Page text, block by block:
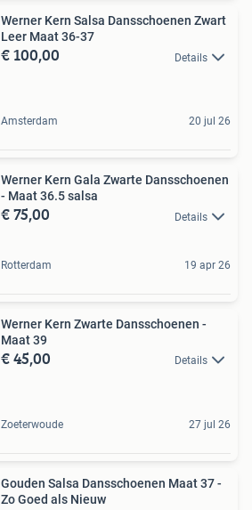
Werner Kern Salsa Dansschoenen Zwart
Leer Maat 36-37
€ 100,00 Details
Amsterdam 20 jul 26
Werner Kern Gala Zwarte Dansschoenen
- Maat 36.5 salsa
€ 75,00 Details
Rotterdam 19 apr 26
Werner Kern Zwarte Dansschoenen -
Maat 39
€ 45,00 Details
Zoeterwoude 27 jul 26
Gouden Salsa Dansschoenen Maat 37 -
Zo Goed als Nieuw